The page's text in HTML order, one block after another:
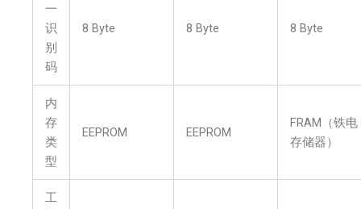
一
识
别
码
8 Byte 8 Byte 8 Byte
内
存
类
型
EEPROM EEPROM
FRAM（铁电
存储器）
工